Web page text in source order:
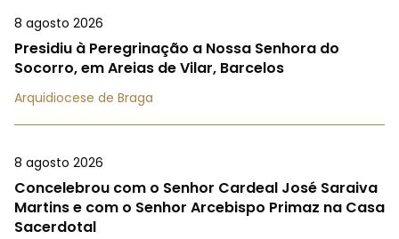
8 agosto 2026
Presidiu à Peregrinação a Nossa Senhora do
Socorro, em Areias de Vilar, Barcelos
Arquidiocese de Braga
8 agosto 2026
Concelebrou com o Senhor Cardeal José Saraiva
Martins e com o Senhor Arcebispo Primaz na Casa
Sacerdotal